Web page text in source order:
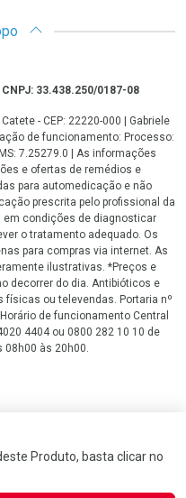
Produto, basta clicar no
33.438.250/0187-08
- CEP: 22220-000 | Gabriele
de funcionamento: Processo:
7.25279.0 | As informações
e ofertas de remédios e
para automedicação e não
prescrita pelo profissional da
em condições de diagnosticar
o tratamento adequado. Os
para compras via internet. As
ilustrativas. *Preços e
decorrer do dia. Antibióticos e
ou televendas. Portaria nº
de funcionamento Central
4404 ou 0800 282 10 10 de
08h00 às 20h00.